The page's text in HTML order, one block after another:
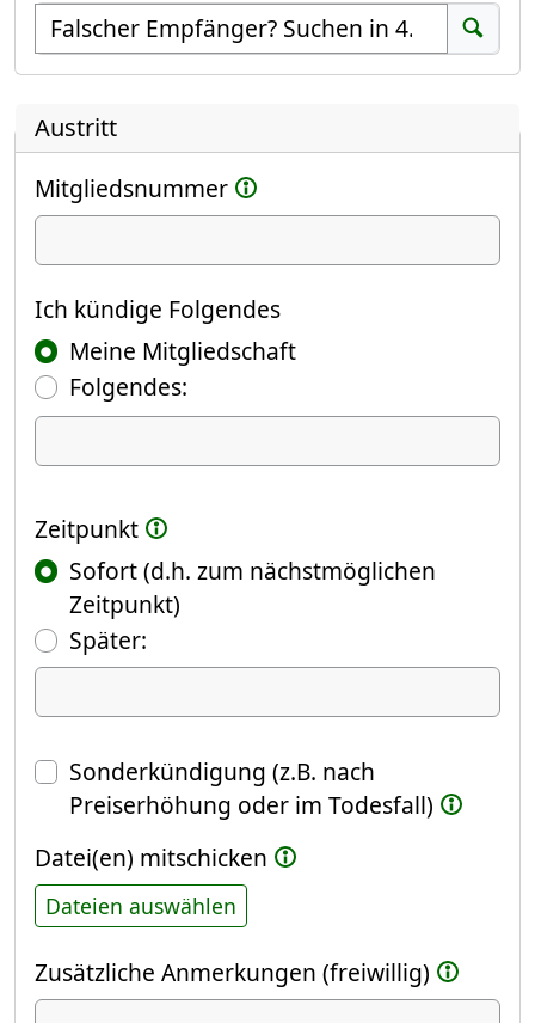
Empfänger suchen
Suchen
Austritt
Mitgliedsnummer
Ich kündige
Ich kündige Folgendes
Meine Mitgliedschaft
Folgendes:
Ich kündige Folgendes
Zeitpunkt
Sofort (d.h. zum nächstmöglichen
Zeitpunkt)
Später:(Fokus springt automatisch ins
Datum
Sonderkündigung (z.B. nach
Preiserhöhung oder im Todesfall)
Datei(en) mitschicken
Dateien auswählen
Zusätzliche Anmerkungen (freiwillig)